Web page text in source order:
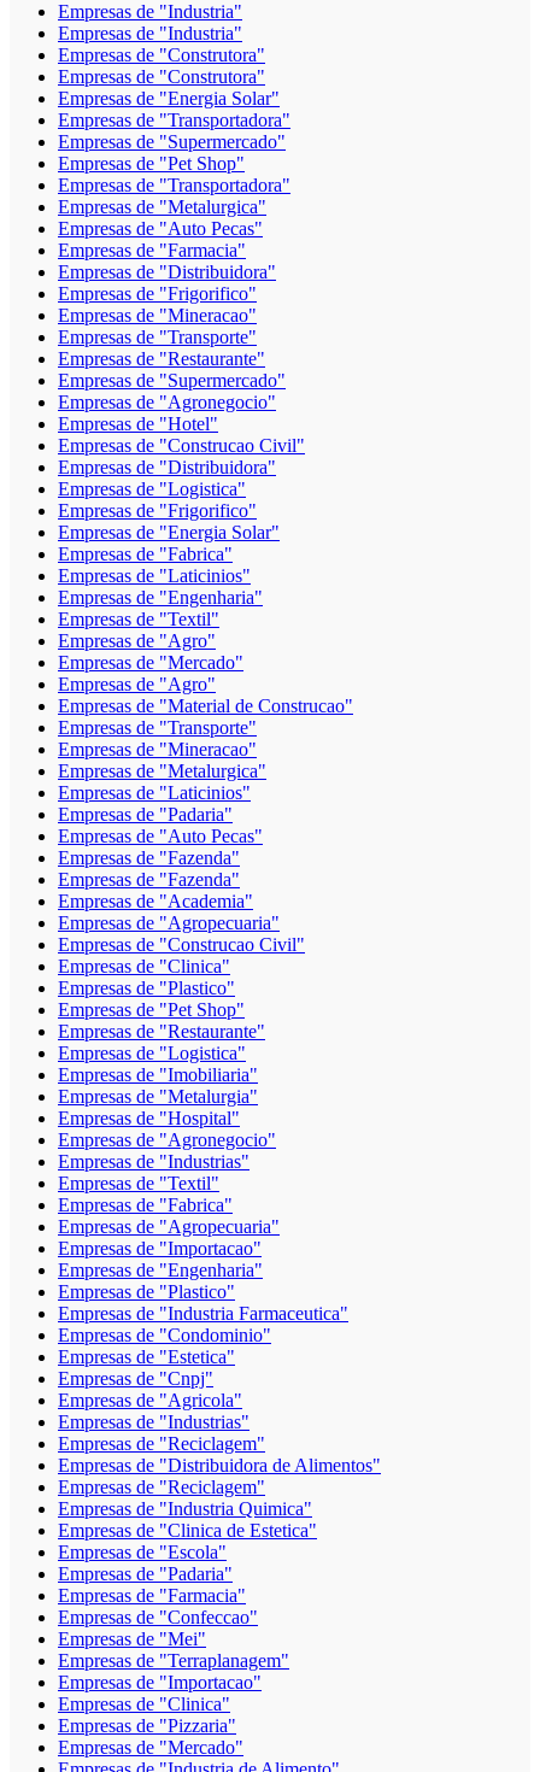
Empresas de "Industria"
Empresas de "Industria"
Empresas de "Construtora"
Empresas de "Construtora"
Empresas de "Energia Solar"
Empresas de "Transportadora"
Empresas de "Supermercado"
Empresas de "Pet Shop"
Empresas de "Transportadora"
Empresas de "Metalurgica"
Empresas de "Auto Pecas"
Empresas de "Farmacia"
Empresas de "Distribuidora"
Empresas de "Frigorifico"
Empresas de "Mineracao"
Empresas de "Transporte"
Empresas de "Restaurante"
Empresas de "Supermercado"
Empresas de "Agronegocio"
Empresas de "Hotel"
Empresas de "Construcao Civil"
Empresas de "Distribuidora"
Empresas de "Logistica"
Empresas de "Frigorifico"
Empresas de "Energia Solar"
Empresas de "Fabrica"
Empresas de "Laticinios"
Empresas de "Engenharia"
Empresas de "Textil"
Empresas de "Agro"
Empresas de "Mercado"
Empresas de "Agro"
Empresas de "Material de Construcao"
Empresas de "Transporte"
Empresas de "Mineracao"
Empresas de "Metalurgica"
Empresas de "Laticinios"
Empresas de "Padaria"
Empresas de "Auto Pecas"
Empresas de "Fazenda"
Empresas de "Fazenda"
Empresas de "Academia"
Empresas de "Agropecuaria"
Empresas de "Construcao Civil"
Empresas de "Clinica"
Empresas de "Plastico"
Empresas de "Pet Shop"
Empresas de "Restaurante"
Empresas de "Logistica"
Empresas de "Imobiliaria"
Empresas de "Metalurgia"
Empresas de "Hospital"
Empresas de "Agronegocio"
Empresas de "Industrias"
Empresas de "Textil"
Empresas de "Fabrica"
Empresas de "Agropecuaria"
Empresas de "Importacao"
Empresas de "Engenharia"
Empresas de "Plastico"
Empresas de "Industria Farmaceutica"
Empresas de "Condominio"
Empresas de "Estetica"
Empresas de "Cnpj"
Empresas de "Agricola"
Empresas de "Industrias"
Empresas de "Reciclagem"
Empresas de "Distribuidora de Alimentos"
Empresas de "Reciclagem"
Empresas de "Industria Quimica"
Empresas de "Clinica de Estetica"
Empresas de "Escola"
Empresas de "Padaria"
Empresas de "Farmacia"
Empresas de "Confeccao"
Empresas de "Mei"
Empresas de "Terraplanagem"
Empresas de "Importacao"
Empresas de "Clinica"
Empresas de "Pizzaria"
Empresas de "Mercado"